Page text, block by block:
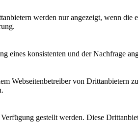
werden nur angezeigt, wenn die
konsistenten und der Nachfrage
Webseitenbetreiber von Drittanbietern
gestellt werden. Diese